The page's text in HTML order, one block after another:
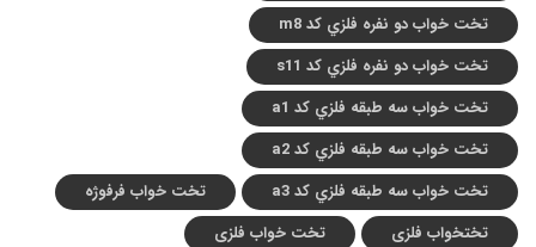
تخت خواب دو نفره فلزي کد m8
تخت خواب دو نفره فلزي کد s11
تخت خواب سه طبقه فلزي کد a1
تخت خواب سه طبقه فلزي کد a2
تخت خواب سه طبقه فلزي کد a3
تخت خواب فرفوژه
تختخواب فلزی
تخت خواب فلزی